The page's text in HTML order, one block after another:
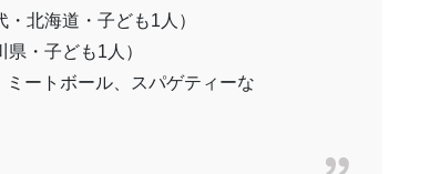
北海道・子ども1人）
・子ども1人）
ミートボール、スパゲティーな